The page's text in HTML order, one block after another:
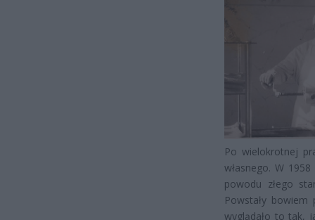
Po wielokrotnej
własnego. W
powodu złego
Powstały
wyglądało to tak,